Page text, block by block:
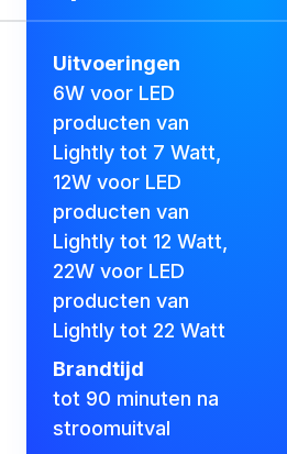
Uitvoeringen
6W voor LED
producten van
Lightly tot 7 Watt,
12W voor LED
producten van
Lightly tot 12 Watt,
22W voor LED
producten van
Lightly tot 22 Watt
Brandtijd
tot 90 minuten na
stroomuitval